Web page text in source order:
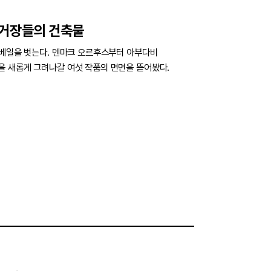
장들의 건축물
을 벗는다. 덴마크 오르후스부터 아부다비
새롭게 그려나갈 여섯 작품의 면면을 뜯어봤다.